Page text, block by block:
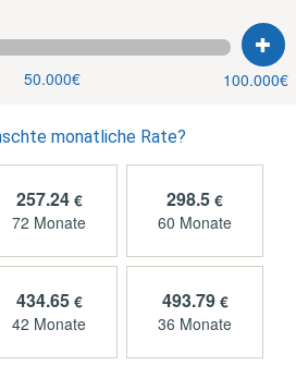
50.000€ 100.000€
monatliche Rate?
257.24€
72 Monate
298.5 €
60 Monate
434.65€
42 Monate
493.79€
36 Monate